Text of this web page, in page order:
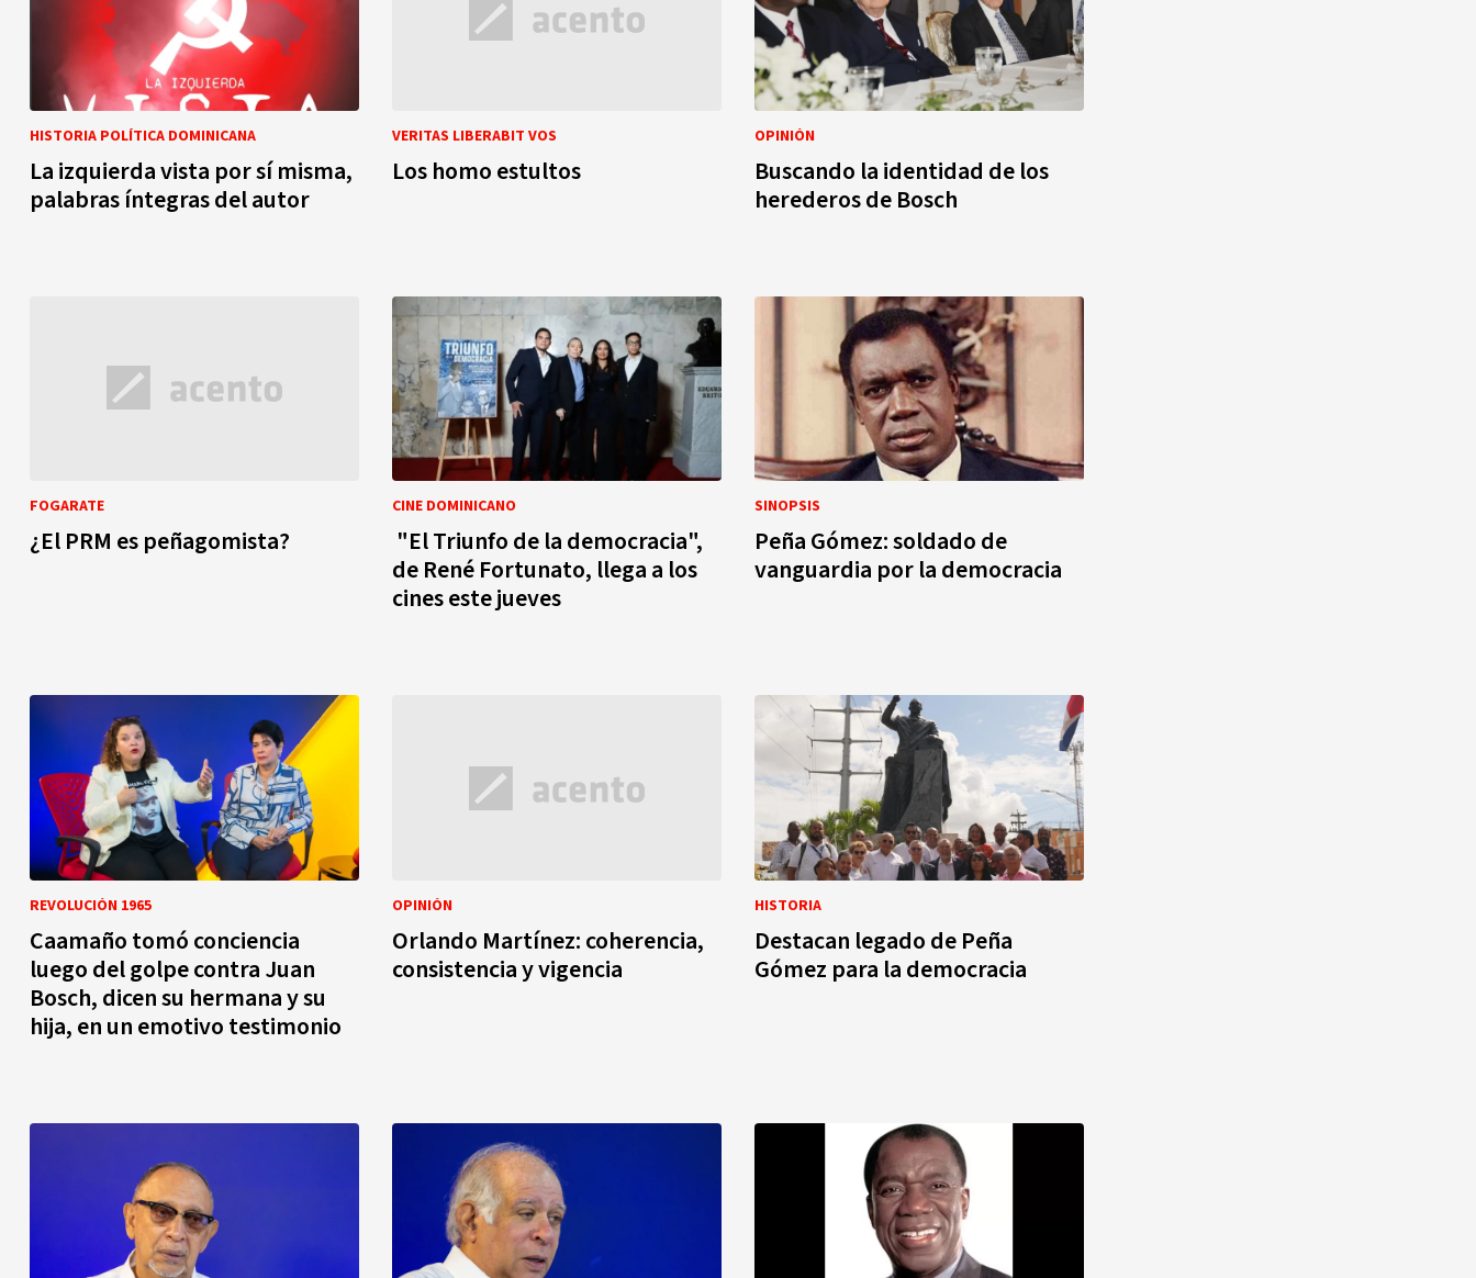
HISTORIA POLÍTICA DOMINICANA
La izquierda vista por sí misma,
palabras íntegras del autor
VERITAS LIBERABIT VOS
Los homo estultos
OPINIÓN
Buscando la identidad de los
herederos de Bosch
FOGARATE
¿El PRM es peñagomista?
CINE DOMINICANO
"El Triunfo de la democracia",
de René Fortunato, llega a los
cines este jueves
SINOPSIS
Peña Gómez: soldado de
vanguardia por la democracia
REVOLUCIÓN 1965
Caamaño tomó conciencia
luego del golpe contra Juan
Bosch, dicen su hermana y su
hija, en un emotivo testimonio
OPINIÓN
Orlando Martínez: coherencia,
consistencia y vigencia
HISTORIA
Destacan legado de Peña
Gómez para la democracia